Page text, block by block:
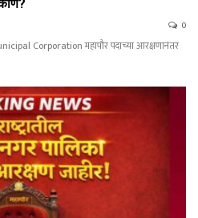
0
Corporation महापौर पदाच्या आरक्षणानंतर